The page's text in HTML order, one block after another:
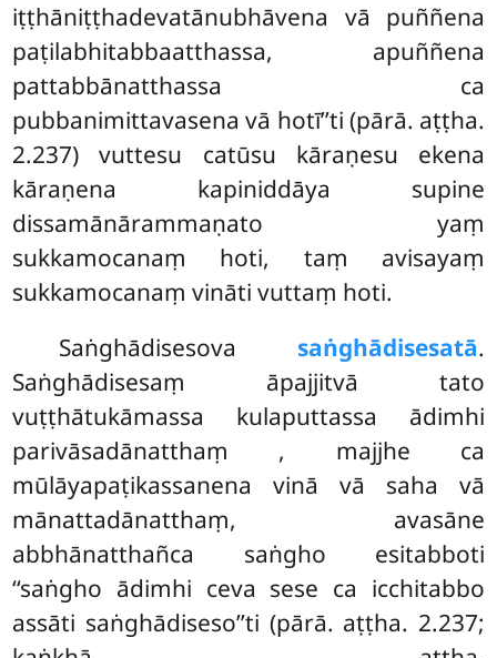
iṭṭhāniṭṭhadevatānubhāvena vā puññena
paṭilabhitabbaatthassa, apuññena
pattabbānatthassa ca
pubbanimittavasena vā hotī’’ti (pārā. aṭṭha.
2.237) vuttesu catūsu kāraṇesu ekena
kāraṇena kapiniddāya supine
dissamānārammaṇato yaṃ
sukkamocanaṃ hoti, taṃ avisayaṃ
sukkamocanaṃ vināti vuttaṃ hoti.
Saṅghādisesova saṅghādisesatā.
Saṅghādisesaṃ āpajjitvā tato
vuṭṭhātukāmassa kulaputtassa ādimhi
parivāsadānatthaṃ , majjhe ca
mūlāyapaṭikassanena vinā vā saha vā
mānattadānatthaṃ, avasāne
abbhānatthañca saṅgho esitabboti
‘‘saṅgho ādimhi ceva sese ca icchitabbo
assāti saṅghādiseso’’ti (pārā. aṭṭha. 2.237;